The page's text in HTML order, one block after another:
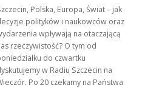
Polska, Europa, Świat – jak
polityków i naukowców oraz
wpływają na otaczającą
rzeczywistość? O tym od
do czwartku
w Radiu Szczecin na
Po 20 czekamy na Państwa